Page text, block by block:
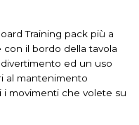
Training pack più a
il bordo della tavola
ed un uso
al mantenimento
i movimenti che volete su